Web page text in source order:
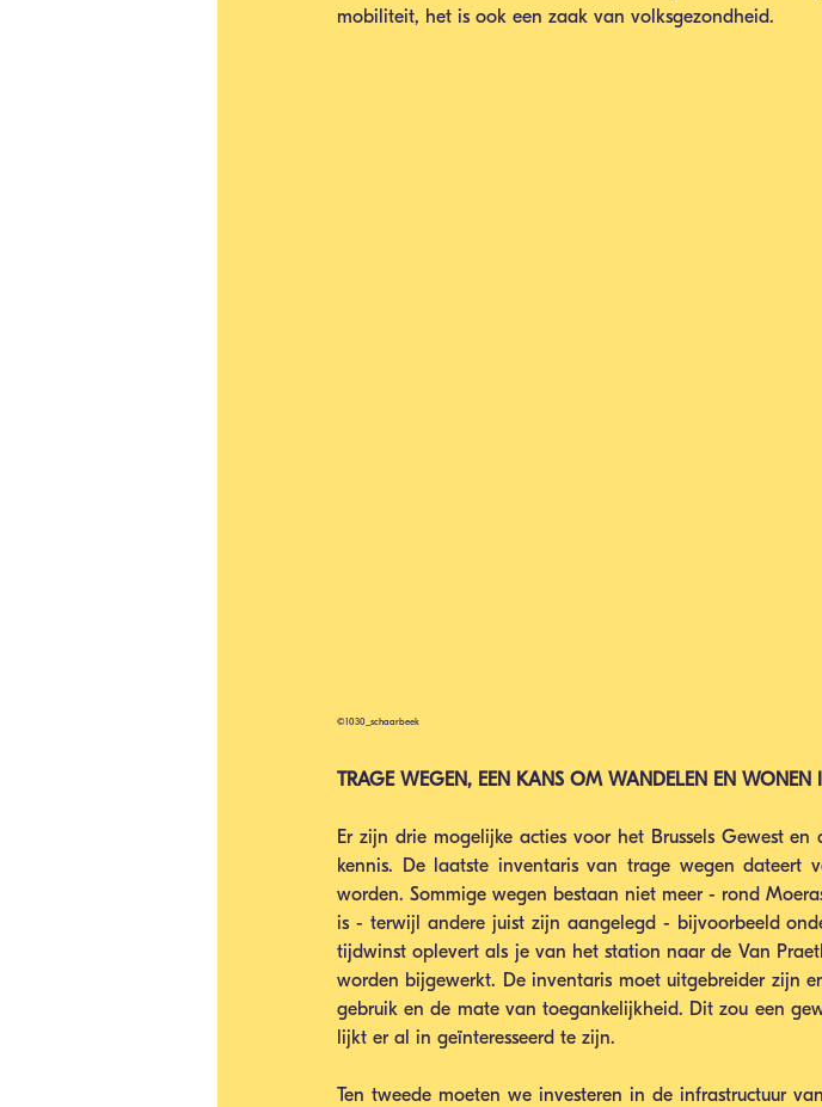
mobiliteit, het is ook een zaak van volksgezondheid.
©1030_schaarbeek
TRAGE WEGEN, EEN KANS OM WANDELEN EN WONEN
Er zijn drie mogelijke acties voor het Brussels Gewest en
kennis. De laatste inventaris van trage wegen dateert
worden. Sommige wegen bestaan niet meer - rond
is - terwijl andere juist zijn aangelegd - bijvoorbeeld
tijdwinst oplevert als je van het station naar de Van
worden bijgewerkt. De inventaris moet uitgebreider zijn
gebruik en de mate van toegankelijkheid. Dit zou een
lijkt er al in geïnteresseerd te zijn.
Ten tweede moeten we investeren in de infrastructuur